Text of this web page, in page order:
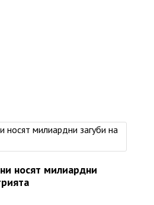
носят милиардни